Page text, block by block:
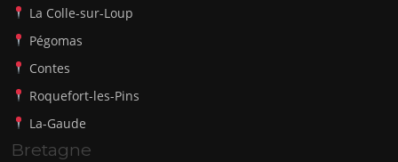
La Colle-sur-Loup
Pégomas
Contes
Roquefort-les-Pins
La-Gaude
Bretagne